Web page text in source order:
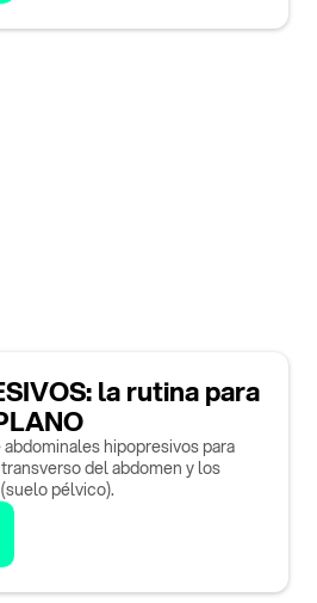
la rutina para
hipopresivos para
del abdomen y los
pélvico).